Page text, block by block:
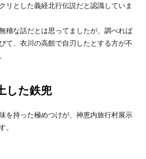
リとした義経北行伝説だと認識していま
稽な話だとは思ってましたが、調べれば
て、衣川の高館で自刃したとする方が不
した鉄兜
を持った極めつけが、神恵内旅行村展示
。